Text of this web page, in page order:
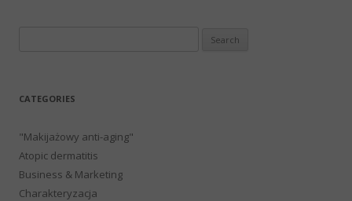
CATEGORIES
"Makijażowy anti-aging"
Atopic dermatitis
Business & Marketing
Charakteryzacja